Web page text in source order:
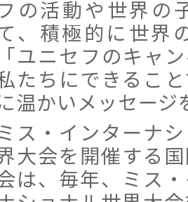
の活動や世界の
、積極的に世界
「ユニセフのキャ
たちにできるこ
温かいメッセー
ス・インターナ
大会を開催する
は、毎年、ミス